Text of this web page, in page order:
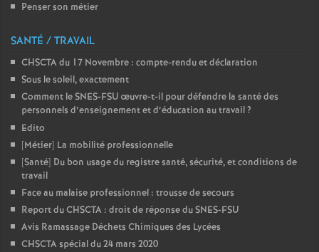
Penser son métier
SANTÉ / TRAVAIL
CHSCTA du 17 Novembre : compte-rendu et déclaration
Sous le soleil, exactement
Comment le SNES-FSU œuvre-t-il pour défendre la santé des
personnels d’enseignement et d’éducation au travail?
Edito
[Métier] La mobilité professionnelle
[Santé] Du bon usage du registre santé, sécurité, et conditions de
travail
Face au malaise professionnel : trousse de secours
Report du CHSCTA : droit de réponse du SNES-FSU
Avis Ramassage Déchets Chimiques des Lycées
CHSCTA spécial du 24 mars 2020